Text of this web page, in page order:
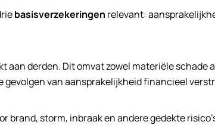
basisverzekeringen relevant:
derden. Dit omvat zowel materiële schade
van aansprakelijkheid financieel
storm, inbraak en andere gedekte